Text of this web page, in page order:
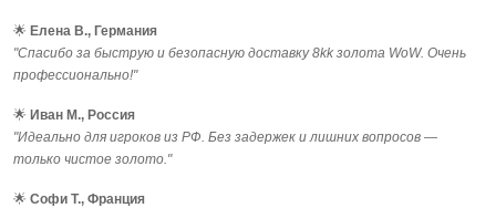
🌟 Елена В., Германия
"Спасибо за быструю и безопасную доставку 8kk золота WoW. Очень
профессионально!"
🌟 Иван М., Россия
"Идеально для игроков из РФ. Без задержек и лишних вопросов —
только чистое золото."
🌟 Софи Т., Франция